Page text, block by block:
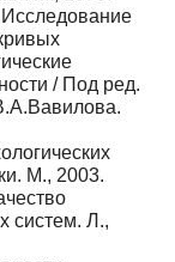
/ Под ред.
М., 2003.
систем. Л.,